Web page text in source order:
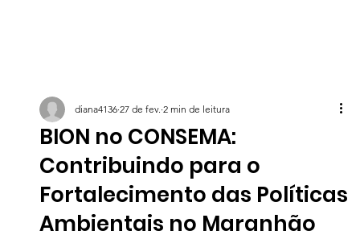
BION no CONSEMA:
Contribuindo para o
Fortalecimento das Políticas
Ambientais no Maranhão
diana4136 27 de fev. 2 min de leitura